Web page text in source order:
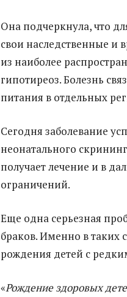
Она подчеркнула, что
свои наследственные и
из наиболее
гипотиреоз. Болезнь
питания в отдельных
Сегодня заболевание
неонатального
получает лечение и в
ограничений.
Еще одна серьезная
браков. Именно в таких
рождения детей с
«Рождение здоровых